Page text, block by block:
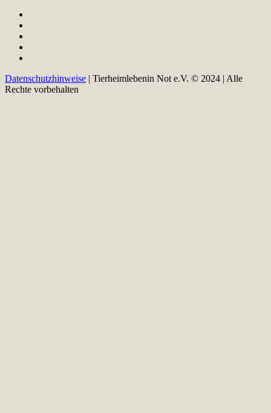
Datenschutzhinweise | Tierheimlebenin Not e.V. © 2024 | Alle
Rechte vorbehalten